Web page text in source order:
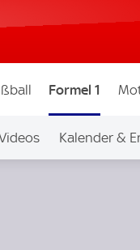
Formel 1
Kalender &